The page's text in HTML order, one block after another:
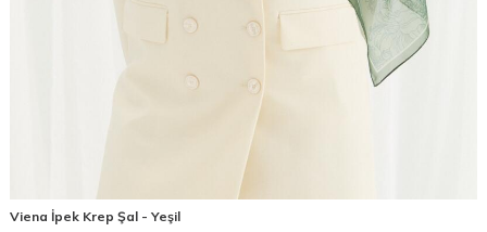
Viena İpek Krep Şal - Yeşil